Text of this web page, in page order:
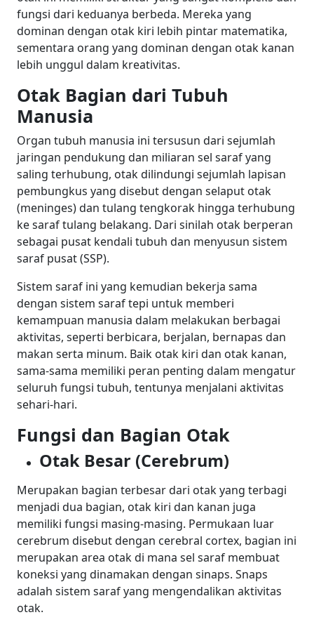
fungsi dari keduanya berbeda. Mereka yang
dominan dengan otak kiri lebih pintar matematika,
sementara orang yang dominan dengan otak kanan
lebih unggul dalam kreativitas.
Otak Bagian dari Tubuh
Manusia
Organ tubuh manusia ini tersusun dari sejumlah
jaringan pendukung dan miliaran sel saraf yang
saling terhubung, otak dilindungi sejumlah lapisan
pembungkus yang disebut dengan selaput otak
(meninges) dan tulang tengkorak hingga terhubung
ke saraf tulang belakang. Dari sinilah otak berperan
sebagai pusat kendali tubuh dan menyusun sistem
saraf pusat (SSP).
Sistem saraf ini yang kemudian bekerja sama
dengan sistem saraf tepi untuk memberi
kemampuan manusia dalam melakukan berbagai
aktivitas, seperti berbicara, berjalan, bernapas dan
makan serta minum. Baik otak kiri dan otak kanan,
sama-sama memiliki peran penting dalam mengatur
seluruh fungsi tubuh, tentunya menjalani aktivitas
sehari-hari.
Fungsi dan Bagian Otak
Otak Besar (Cerebrum)
Merupakan bagian terbesar dari otak yang terbagi
menjadi dua bagian, otak kiri dan kanan juga
memiliki fungsi masing-masing. Permukaan luar
cerebrum disebut dengan cerebral cortex, bagian ini
merupakan area otak di mana sel saraf membuat
koneksi yang dinamakan dengan sinaps. Snaps
adalah sistem saraf yang mengendalikan aktivitas
otak.